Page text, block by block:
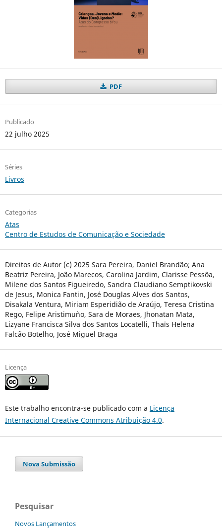
PDF
Publicado
22 julho 2025
Séries
Livros
Categorias
Atas
Centro de Estudos de Comunicação e Sociedade
Direitos de Autor (c) 2025 Sara Pereira, Daniel Brandão; Ana
Beatriz Pereira, João Marecos, Carolina Jardim, Clarisse Pessôa,
Milene dos Santos Figueiredo, Sandra Claudiano Semptikovski
de Jesus, Monica Fantin, José Douglas Alves dos Santos,
Disakala Ventura, Miriam Esperidião de Araújo, Teresa Cristina
Rego, Felipe Aristimuño, Sara de Moraes, Jhonatan Mata,
Lizyane Francisca Silva dos Santos Locatelli, Thaïs Helena
Falcão Botelho, José Miguel Braga
Licença
Este trabalho encontra-se publicado com a Licença
Internacional Creative Commons Atribuição 4.0.
Nova Submissão
Pesquisar
Novos Lançamentos